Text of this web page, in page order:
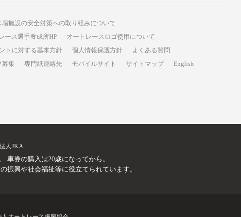
場施設の安全対策への取り組みについて
ース選手養成所HP
オートレースロゴ使用について
トに対する基本方針 個人情報保護方針
よくある質問
募集 専門紙連絡先 モバイルサイト サイトマップ English
人JKA
車券の購入は20歳になってから。
振興や社会福祉等に役立てられています。